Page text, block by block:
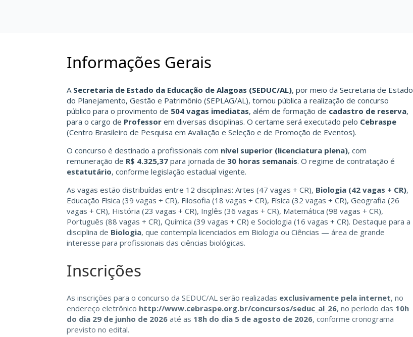
Informações Gerais
A Secretaria de Estado da Educação de Alagoas (SEDUC/AL), por meio da Secretaria de Estado
do Planejamento, Gestão e Patrimônio (SEPLAG/AL), tornou pública a realização de concurso
público para o provimento de 504 vagas imediatas, além de formação de cadastro de reserva,
para o cargo de Professor em diversas disciplinas. O certame será executado pelo Cebraspe
(Centro Brasileiro de Pesquisa em Avaliação e Seleção e de Promoção de Eventos).
O concurso é destinado a profissionais com nível superior (licenciatura plena), com
remuneração de R$ 4.325,37 para jornada de 30 horas semanais. O regime de contratação é
estatutário, conforme legislação estadual vigente.
As vagas estão distribuídas entre 12 disciplinas: Artes (47 vagas + CR), Biologia (42 vagas + CR),
Educação Física (39 vagas + CR), Filosofia (18 vagas + CR), Física (32 vagas + CR), Geografia (26
vagas + CR), História (23 vagas + CR), Inglês (36 vagas + CR), Matemática (98 vagas + CR),
Português (88 vagas + CR), Química (39 vagas + CR) e Sociologia (16 vagas + CR). Destaque para a
disciplina de Biologia, que contempla licenciados em Biologia ou Ciências — área de grande
interesse para profissionais das ciências biológicas.
Inscrições
As inscrições para o concurso da SEDUC/AL serão realizadas exclusivamente pela internet, no
endereço eletrônico http://www.cebraspe.org.br/concursos/seduc_al_26, no período das 10h
do dia 29 de junho de 2026 até as 18h do dia 5 de agosto de 2026, conforme cronograma
previsto no edital.